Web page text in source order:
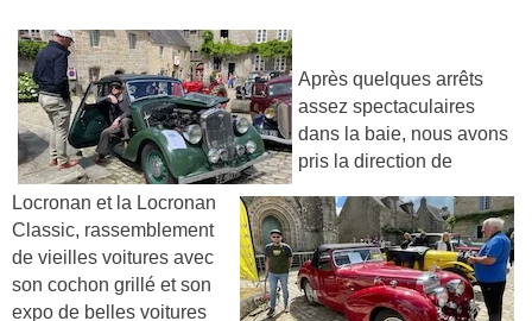
Après quelques arrêts
assez spectaculaires
dans la baie, nous avons
pris la direction de
Locronan et la Locronan
Classic, rassemblement
de vieilles voitures avec
son cochon grillé et son
expo de belles voitures